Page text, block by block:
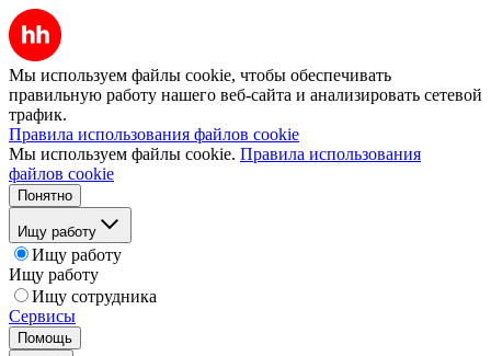
Мы используем файлы cookie, чтобы обеспечивать
правильную работу нашего веб-сайта и анализировать сетевой
трафик.
Правила использования файлов cookie
Мы используем файлы cookie. Правила использования
файлов cookie
Понятно
Ищу работу
Ищу работу
Ищу работу
Ищу сотрудника
Сервисы
Помощь